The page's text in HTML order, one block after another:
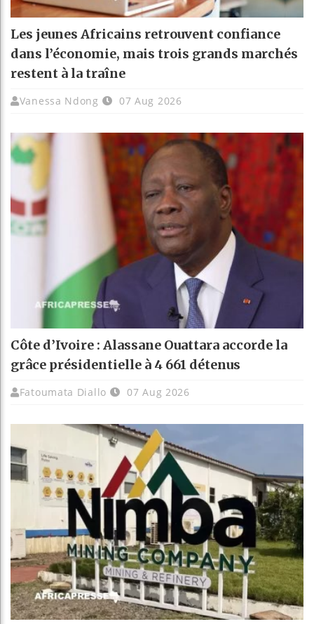
Les jeunes Africains retrouvent confiance
dans l’économie, mais trois grands marchés
restent à la traîne
Vanessa Ndong 07 Aug 2026
Côte d’Ivoire : Alassane Ouattara accorde la
grâce présidentielle à 4 661 détenus
Fatoumata Diallo 07 Aug 2026